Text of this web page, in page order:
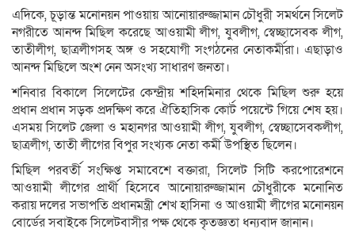
এদিকে, চূড়ান্ত মনোনয়ন পাওয়ায় আনোয়ারুজ্জামান চৌধুরী সমর্থনে সিলেট
নগরীতে আনন্দ মিছিল করেছে আওয়ামী লীগ, যুবলীগ, স্বেচ্ছাসেবক লীগ,
তাতীলীগ, ছাত্রলীগসহ অঙ্গ ও সহযোগী সংগঠনের নেতাকর্মীরা। এছাড়াও
আনন্দ মিছিলে অংশ নেন অসংখ্য সাধারণ জনতা।
শনিবার বিকালে সিলেটের কেন্দ্রীয় শহিদমিনার থেকে মিছিল শুরু হয়ে
প্রধান প্রধান সড়ক প্রদক্ষিণ করে ঐতিহাসিক কোর্ট পয়েন্টে গিয়ে শেষ হয়।
এসময় সিলেট জেলা ও মহানগর আওয়ামী লীগ, যুবলীগ, স্বেচ্ছাসেবকলীগ,
ছাত্রলীগ, তাতী লীগের বিপুর সংখ্যক নেতা কর্মী উপস্থিত ছিলেন।
মিছিল পরবর্তী সংক্ষিপ্ত সমাবেশে বক্তারা, সিলেট সিটি করপোরেশনে
আওয়ামী লীগের প্রার্থী হিসেবে আনোয়ারুজ্জামান চৌধুরীকে মনোনিত
করায় দলের সভাপতি প্রধানমন্ত্রী শেখ হাসিনা ও আওয়ামী লীগের মনোনয়ন
বোর্ডের সবাইকে সিলেটবাসীর পক্ষ থেকে কৃতজ্ঞতা ধন্যবাদ জানান।